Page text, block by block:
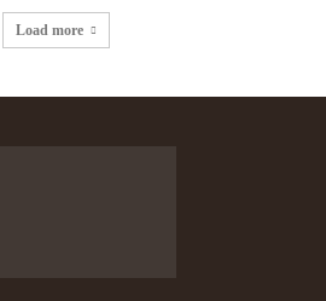
Load more